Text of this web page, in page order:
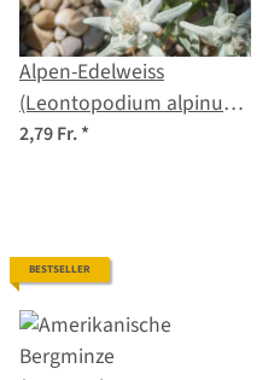
Alpen-Edelweiss
(Leontopodium alpinum)
Samen
2,79 Fr.*
BESTSELLER